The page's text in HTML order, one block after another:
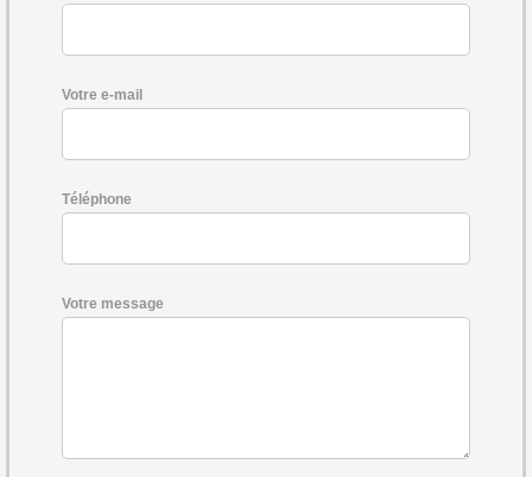
Votre e-mail
Téléphone
Votre message